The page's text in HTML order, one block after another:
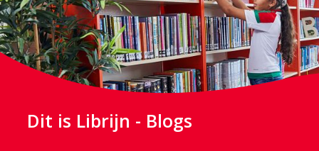
Dit is Librijn - Blogs